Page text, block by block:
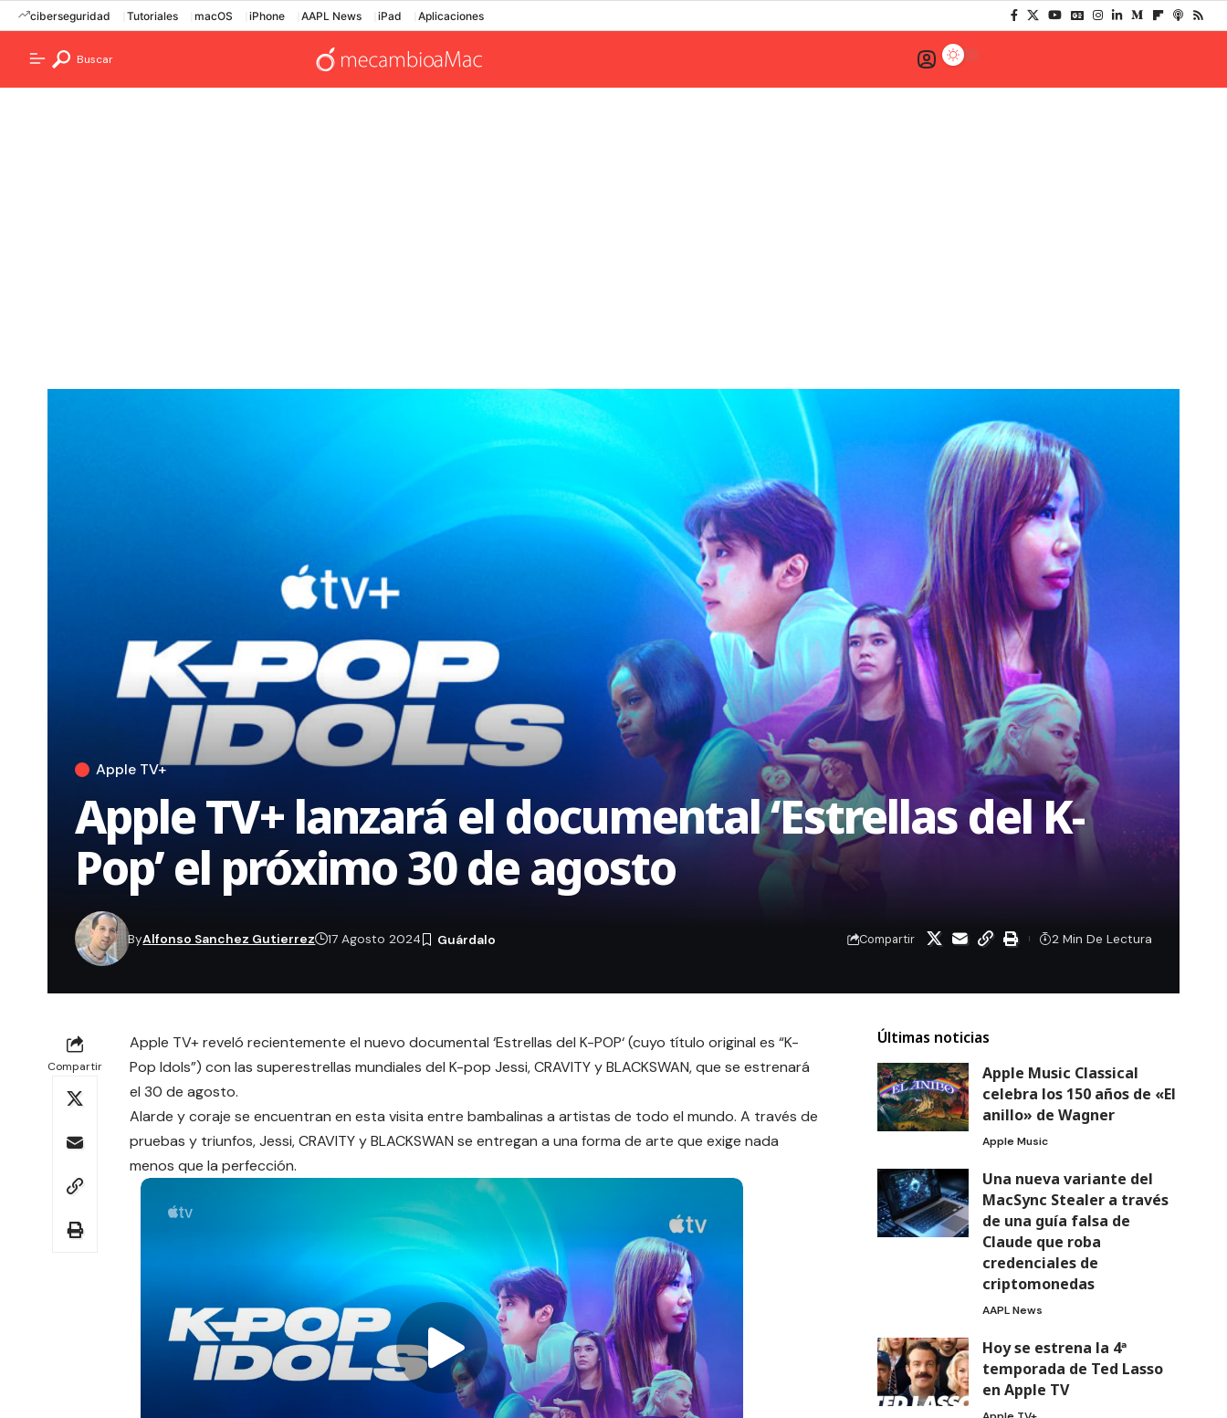
ciberseguridad Tutoriales macOS iPhone AAPL News iPad Aplicaciones
Buscar
Apple TV+
Apple TV+ lanzará el documental ‘Estrellas del K-
Pop’ el próximo 30 de agosto
ByAlfonso Sanchez Gutierrez 17 Agosto 2024 Compartir 2 Min De Lectura
Compartir
Apple TV+ reveló recientemente el nuevo documental ‘Estrellas del K-POP‘ (cuyo título original es “K-
Pop Idols”) con las superestrellas mundiales del K-pop Jessi, CRAVITY y BLACKSWAN, que se estrenará
el 30 de agosto.
Alarde y coraje se encuentran en esta visita entre bambalinas a artistas de todo el mundo. A través de
pruebas y triunfos, Jessi, CRAVITY y BLACKSWAN se entregan a una forma de arte que exige nada
menos que la perfección.
Últimas noticias
Apple Music Classical
celebra los 150 años de «El
anillo» de Wagner
Apple Music
Una nueva variante del
MacSync Stealer a través
de una guía falsa de
Claude que roba
credenciales de
criptomonedas
AAPL News
Hoy se estrena la 4ª
temporada de Ted Lasso
en Apple TV